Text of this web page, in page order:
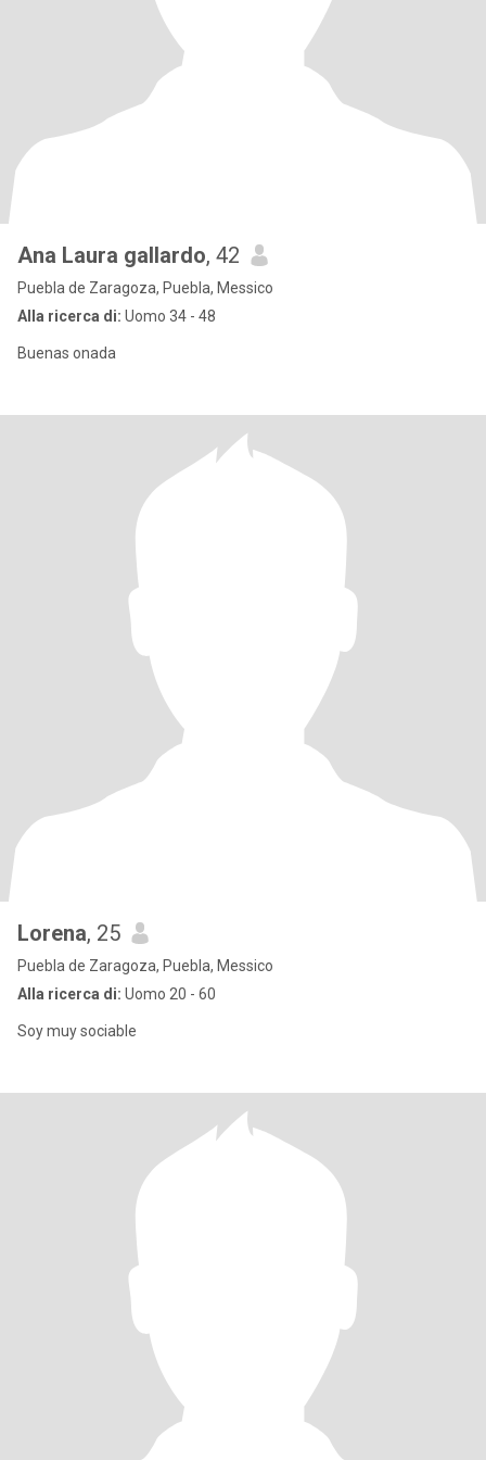
Ana Laura gallardo, 42
Puebla de Zaragoza, Puebla, Messico
Alla ricerca di: Uomo 34 - 48
Buenas onada
Lorena, 25
Puebla de Zaragoza, Puebla, Messico
Alla ricerca di: Uomo 20 - 60
Soy muy sociable